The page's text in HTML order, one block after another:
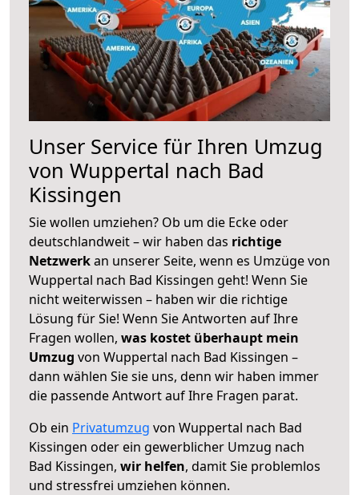
Unser Service für Ihren Umzug
von Wuppertal nach Bad
Kissingen
Sie wollen umziehen? Ob um die Ecke oder
deutschlandweit – wir haben das richtige
Netzwerkan unserer Seite, wenn es Umzüge von
Wuppertal nach Bad Kissingen geht! Wenn Sie
nicht weiterwissen – haben wir die richtige
Lösung für Sie! Wenn Sie Antworten auf Ihre
Fragen wollen, was kostet überhaupt mein
Umzug von Wuppertal nach Bad Kissingen –
dann wählen Sie sie uns, denn wir haben immer
die passende Antwort auf Ihre Fragen parat.
Ob ein Privatumzug von Wuppertal nach Bad
Kissingen oder ein gewerblicher Umzug nach
Bad Kissingen, wir helfen, damit Sie problemlos
und stressfrei umziehen können.